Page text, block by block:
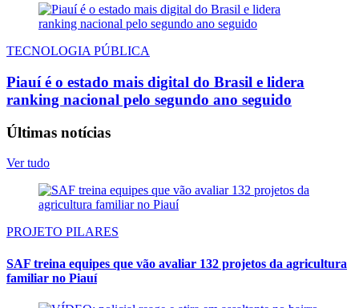
TECNOLOGIA PÚBLICA
Piauí é o estado mais digital do Brasil e lidera
ranking nacional pelo segundo ano seguido
Últimas notícias
Ver tudo
PROJETO PILARES
SAF treina equipes que vão avaliar 132 projetos da agricultura
familiar no Piauí